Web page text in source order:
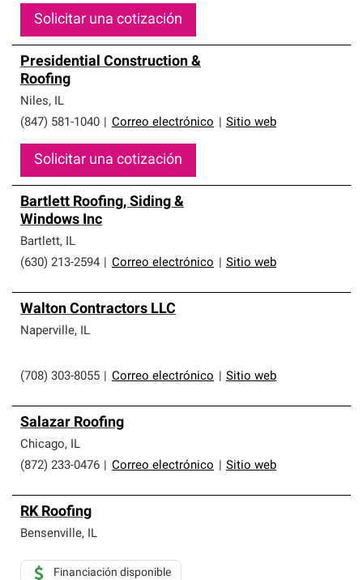
Solicitar una cotización
Presidential Construction &
Roofing
Niles, IL
(847) 581-1040
Correo electrónico Sitio web
Solicitar una cotización
Bartlett Roofing, Siding &
Windows Inc
Bartlett, IL
(630) 213-2594
Correo electrónico Sitio web
Walton Contractors LLC
Naperville, IL
(708) 303-8055 Correo electrónico Sitio web
Salazar Roofing
Chicago, IL
(872) 233-0476
Correo electrónico Sitio web
RK Roofing
Bensenville, IL
Financiación disponible